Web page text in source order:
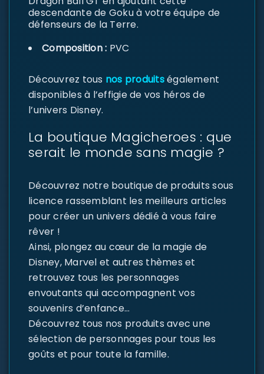
descendante de Goku à votre équipe de
défenseurs de la Terre.
Composition : PVC
Découvrez tous nos produitségalement
disponibles à l’effigie de vos héros de
l’univers Disney.
La boutique Magicheroes : que
serait le monde sans magie ?
Découvrez notre boutique de produits sous
licence rassemblant les meilleurs articles
pour créer un univers dédié à vous faire
rêver !
Ainsi, plongez au cœur de la magie de
Disney, Marvel et autres thèmes et
retrouvez tous les personnages
envoutants qui accompagnent vos
souvenirs d’enfance…
Découvrez tous nos produits avec une
sélection de personnages pour tous les
goûts et pour toute la famille.